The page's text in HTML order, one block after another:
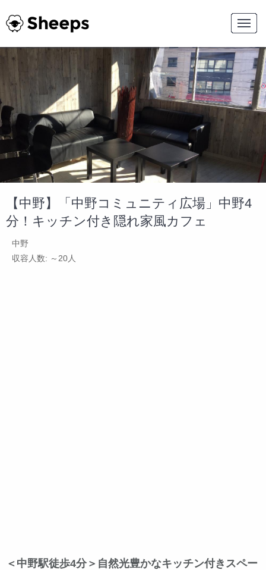
【中野】「中野コミュニティ広場」中野4
分！キッチン付き隠れ家風カフェ
中野
収容人数: ～20人
＜中野駅徒歩4分＞自然光豊かなキッチン付きスペー